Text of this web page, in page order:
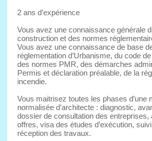
2 ans d’expérience
Vous avez une connaissance générale
construction et des normes
Vous avez une connaissance de base
réglementation d’Urbanisme, du code
des normes PMR, des démarches
Permis et déclaration préalable, de la
incendie.
Vous maitrisez toutes les phases d’une
normalisée d’architecte : diagnostic,
dossier de consultation des entreprises,
offres, visa des études d’exécution,
réception des travaux.